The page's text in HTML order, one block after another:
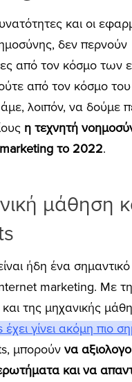
και οι
δεν περνούν
από τον κόσμο των
από τον κόσμο
λοιπόν, να δούμε
η τεχνητή
το 2022.
μάθηση
ήδη ένα
marketing. Με
της μηχανικής
γίνει ακόμη πιο
μπορούν να
και να